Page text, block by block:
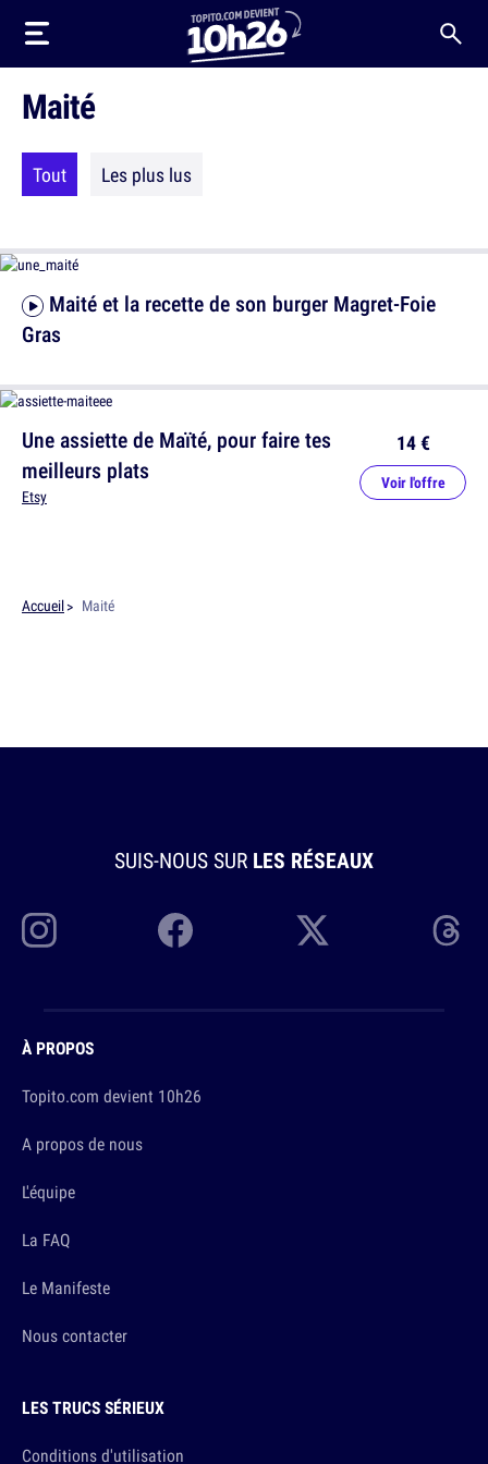
Maité
Tout Les plus lus
Gras
Une assiette de Maïté, pour faire tes
meilleurs plats
Etsy
14 €
Voir l'offre
Accueil Maité
SUIS-NOUS SUR LES RÉSEAUX
À PROPOS
Topito.com devient 10h26
A propos de nous
L'équipe
La FAQ
Le Manifeste
Nous contacter
LES TRUCS SÉRIEUX
Conditions d'utilisation